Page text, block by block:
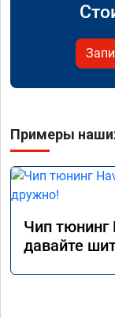
Примеры
Чип тюнинг
давайте